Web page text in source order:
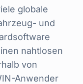
globale
und
nahtlosen
von
Anwender